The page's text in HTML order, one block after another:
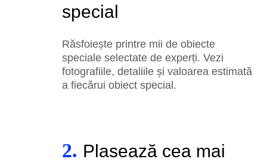
special
Răsfoiește printre mii de obiecte
speciale selectate de experți. Vezi
fotografiile, detaliile și valoarea estimată
a fiecărui obiect special.
2. Plasează cea mai